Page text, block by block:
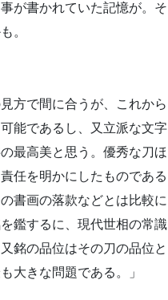
が書かれていた記憶が。そ
。
方で間に合うが、これから
能であるし、又立派な文字
最高美と思う。優秀な刀ほ
任を明かにしたものである
書画の落款などとは比較に
鑑するに、現代世相の常識
銘の品位はその刀の品位と
大きな問題である。」